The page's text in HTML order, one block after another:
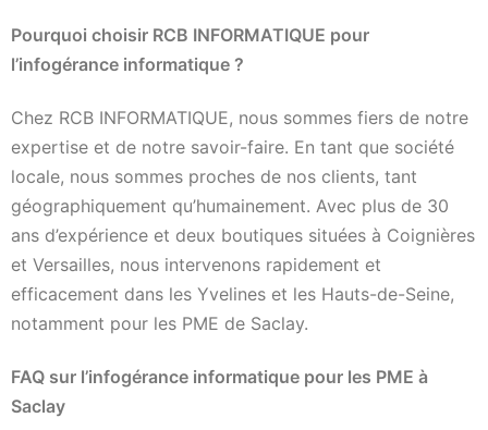
Pourquoi choisir RCB INFORMATIQUE pour
l’infogérance informatique ?
Chez RCB INFORMATIQUE, nous sommes fiers de notre
expertise et de notre savoir-faire. En tant que société
locale, nous sommes proches de nos clients, tant
géographiquement qu’humainement. Avec plus de 30
ans d’expérience et deux boutiques situées à Coignières
et Versailles, nous intervenons rapidement et
efficacement dans les Yvelines et les Hauts-de-Seine,
notamment pour les PME de Saclay.
FAQ sur l’infogérance informatique pour les PME à
Saclay